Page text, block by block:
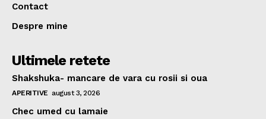
Contact
Despre mine
Ultimele retete
Shakshuka- mancare de vara cu rosii si oua
APERITIVE august 3, 2026
Chec umed cu lamaie